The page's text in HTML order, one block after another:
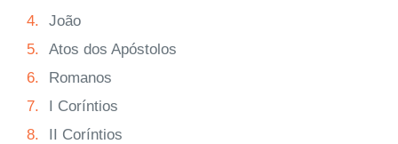
4.
João
5.
Atos dos Apóstolos
6.
Romanos
7.
I Coríntios
8.
II Coríntios